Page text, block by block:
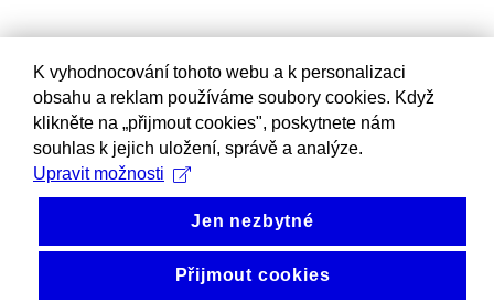
K vyhodnocování tohoto webu a k personalizaci
obsahu a reklam používáme soubory cookies. Když
klikněte na „přijmout cookies", poskytnete nám
souhlas k jejich uložení, správě a analýze.
Upravit možnosti
Jen nezbytné
Přijmout cookies